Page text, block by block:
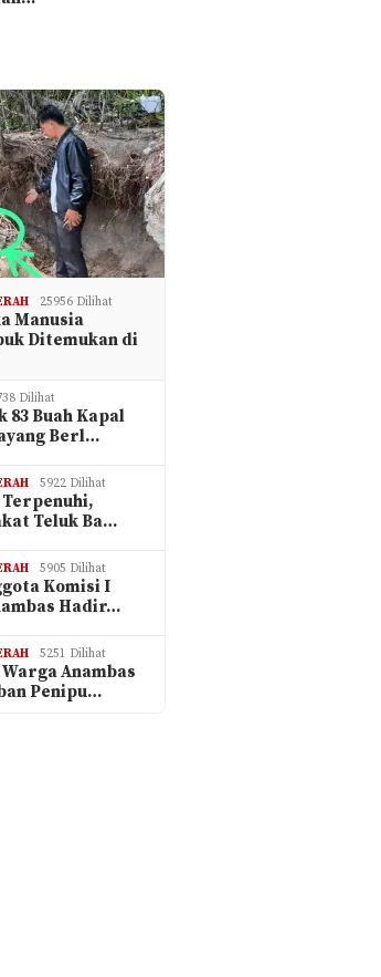
25956 Dilihat
Manusia
Ditemukan di
Dilihat
83 Buah Kapal
Berl…
5922 Dilihat
Terpenuhi,
Teluk Ba…
5905 Dilihat
Komisi I
Hadir…
5251 Dilihat
Anambas
Penipu…